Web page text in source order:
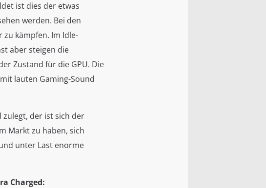
ist dies der etwas
werden. Bei den
kämpfen. Im Idle-
aber steigen die
Zustand für die GPU. Die
lauten Gaming-Sound
zulegt, der ist sich der
Markt zu haben, sich
unter Last enorme
Charged: